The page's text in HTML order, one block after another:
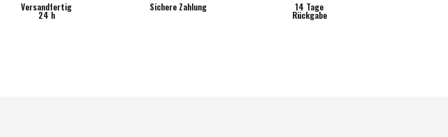
Versandfertig
24 h
Sichere Zahlung 14 Tage
Rückgabe